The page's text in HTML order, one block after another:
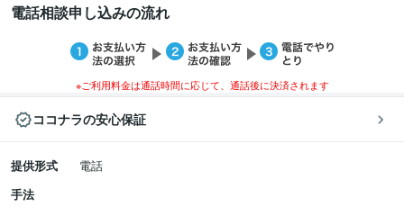
電話相談申し込みの流れ
※ご利用料金は通話時間に応じて、通話後に決済されます
ココナラの安心保証
提供形式
電話
手法